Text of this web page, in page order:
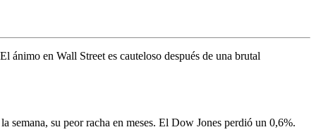
ánimo en Wall Street es cauteloso después de una brutal
semana, su peor racha en meses. El Dow Jones perdió un 0,6%.